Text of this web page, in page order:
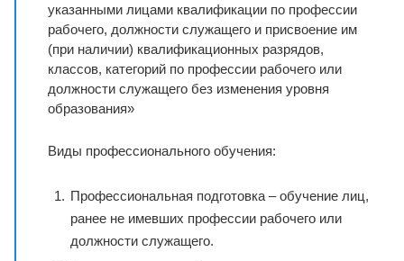
указанными лицами квалификации по профессии
рабочего, должности служащего и присвоение им
(при наличии) квалификационных разрядов,
классов, категорий по профессии рабочего или
должности служащего без изменения уровня
образования»
Виды профессионального обучения:
Профессиональная подготовка – обучение лиц,
ранее не имевших профессии рабочего или
должности служащего.